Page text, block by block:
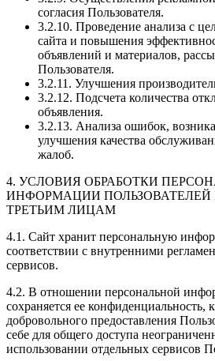
согласия Пользователя.
3.2.10. Проведение анализа с
сайта и повышения
объявлений и материалов,
Пользователя.
3.2.11. Улучшения
3.2.12. Подсчета количества
объявления.
3.2.13. Анализа ошибок,
улучшения качества
жалоб.
4. УСЛОВИЯ ОБРАБОТКИ
ИНФОРМАЦИИ ПОЛЬЗОВАТЕЛЕЙ
ТРЕТЬИМ ЛИЦАМ
4.1. Сайт хранит персональную
соответствии с внутренними
сервисов.
4.2. В отношении персональной
сохраняется ее конфиденциальность,
добровольного предоставления
себе для общего доступа
использовании отдельных сервисов